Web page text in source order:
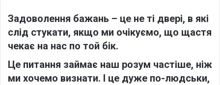
Задоволення бажань – це не ті двері, в які
слід стукати, якщо ми очікуємо, що щастя
чекає на нас по той бік.
Це питання займає наш розум частіше, ніж
ми хочемо визнати. І це дуже по-людськи,